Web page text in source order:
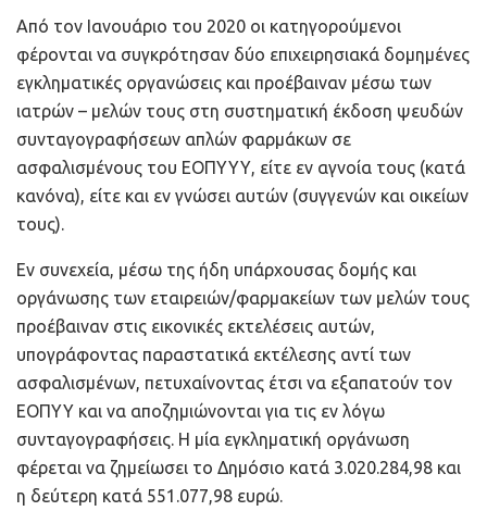
Από τον Ιανουάριο του 2020 οι κατηγορούμενοι
φέρονται να συγκρότησαν δύο επιχειρησιακά δομημένες
εγκληματικές οργανώσεις και προέβαιναν μέσω των
ιατρών – μελών τους στη συστηματική έκδοση ψευδών
συνταγογραφήσεων απλών φαρμάκων σε
ασφαλισμένους του ΕΟΠΥΥΥ, είτε εν αγνοία τους (κατά
κανόνα), είτε και εν γνώσει αυτών (συγγενών και οικείων
τους).
Εν συνεχεία, μέσω της ήδη υπάρχουσας δομής και
οργάνωσης των εταιρειών/φαρμακείων των μελών τους
προέβαιναν στις εικονικές εκτελέσεις αυτών,
υπογράφοντας παραστατικά εκτέλεσης αντί των
ασφαλισμένων, πετυχαίνοντας έτσι να εξαπατούν τον
ΕΟΠΥΥ και να αποζημιώνονται για τις εν λόγω
συνταγογραφήσεις. Η μία εγκληματική οργάνωση
φέρεται να ζημείωσει το Δημόσιο κατά 3.020.284,98 και
η δεύτερη κατά 551.077,98 ευρώ.